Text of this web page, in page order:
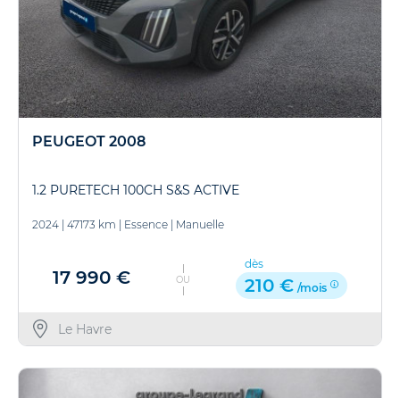
PEUGEOT 2008
1.2 PURETECH 100CH S&S ACTIVE
2024 | 47173 km | Essence | Manuelle
17 990 € OU
dès
210 € /mois
Le Havre